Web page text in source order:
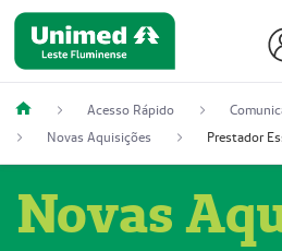
Acesso Rápido
Novas Aquisições
Novas